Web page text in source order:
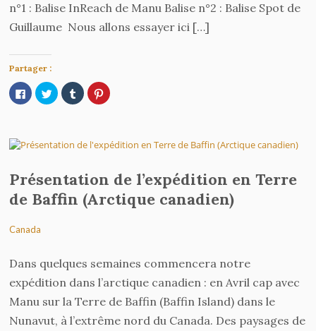
n°1 : Balise InReach de Manu Balise n°2 : Balise Spot de
Guillaume Nous allons essayer ici […]
Partager :
Cliquez
pour
partager
une
nouvelle
Cliquez
pour
partager
une
nouvelle
Cliquez
pour
partager
une
nouvelle
Cliquez
pour
une
nouvelle
Présentation de l’expédition en Terre
de Baffin (Arctique canadien)
Canada
Dans quelques semaines commencera notre
expédition dans l’arctique canadien : en Avril cap avec
Manu sur la Terre de Baffin (Baffin Island) dans le
Nunavut, à l’extrême nord du Canada. Des paysages de